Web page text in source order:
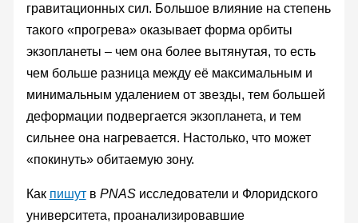
гравитационных сил. Большое влияние на степень
такого «прогрева» оказывает форма орбиты
экзопланеты – чем она более вытянутая, то есть
чем больше разница между её максимальным и
минимальным удалением от звезды, тем большей
деформации подвергается экзопланета, и тем
сильнее она нагревается. Настолько, что может
«покинуть» обитаемую зону.
Как пишутв PNASисследователи и Флоридского
университета, проанализировавшие